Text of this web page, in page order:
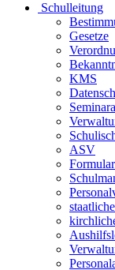
Schulleitung
Gesetze
KMS
ASV